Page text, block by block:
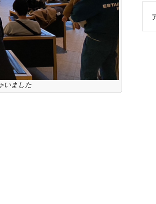
いました